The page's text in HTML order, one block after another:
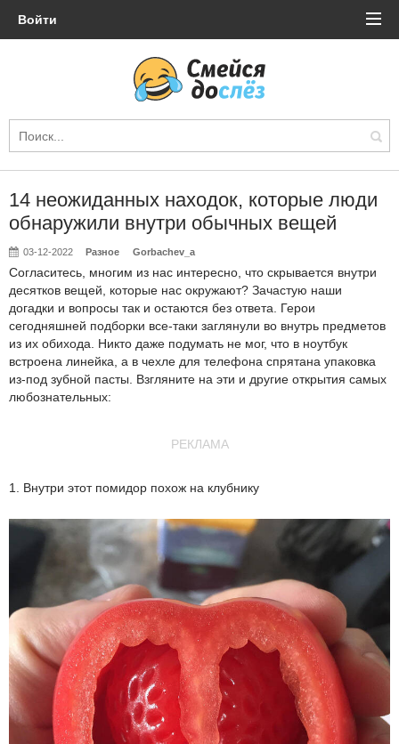
Войти
14 неожиданных находок, которые люди
обнаружили внутри обычных вещей
03-12-2022 Разное Gorbachev_a
Согласитесь, многим из нас интересно, что скрывается внутри
десятков вещей, которые нас окружают? Зачастую наши
догадки и вопросы так и остаются без ответа. Герои
сегодняшней подборки все-таки заглянули во внутрь предметов
из их обихода. Никто даже подумать не мог, что в ноутбук
встроена линейка, а в чехле для телефона спрятана упаковка
из-под зубной пасты. Взгляните на эти и другие открытия самых
любознательных:
РЕКЛАМА
1. Внутри этот помидор похож на клубнику